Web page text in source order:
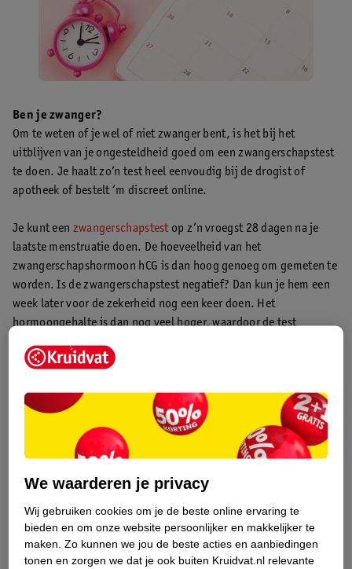
Ben je zwanger?
Om te weten of je wel of niet zwanger bent, is het bij het
uitblijven van je ongesteldheid goed om een zwangerschapstest
te doen. Je haalt zo’n test heel eenvoudig bij de drogist of
apotheek of bestelt ‘m discreet online.
Je kunt een zwangerschapstest op z’n vroegst 28 dagen na je
laatste menstruatie doen. De hoeveelheid van het
zwangerschapshormoon hCG is dan hoog genoeg om gemeten te
worden. Is de zwangerschapstest negatief? Dan kun je hem een
week later voor de zekerheid nog een keer doen. Het
hormoongehalte is dan nog veel hoger, waardoor de test
bestaat de kans dat je ongesteldheid om een andere reden
Verschillende oorzaken van het uitblijven van je
menstruatie
Naast een zwangerschap kunnen er nog veel meer redenen zijn
Hormonale schommelingen
In de eerste jaren dat je ongesteld bent, ben je het vaak
onregelmatig. Dit komt doordat de hoeveelheid hormonen in
je bloed nog wisselt. Je menstruatie kan daarom enkele
We waarderen je privacy
Wij gebruiken cookies om je de beste online ervaring te
bieden en om onze website persoonlijker en makkelijker te
maken. Zo kunnen we jou de beste acties en aanbiedingen
tonen en zorgen we dat je ook buiten Kruidvat.nl relevante